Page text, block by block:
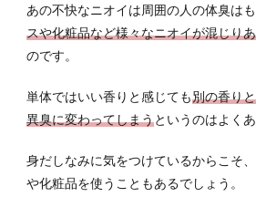
あの不快なニオイは周囲の人の体臭はも
スや化粧品など様々なニオイが混じり
のです。
単体ではいい香りと感じても別の香り
異臭に変わってしまうというのはよくあ
身だしなみに気をつけているからこそ
や化粧品を使うこともあるでしょう。